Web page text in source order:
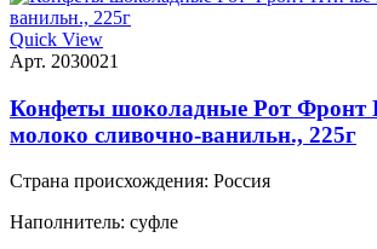
Quick View
Арт. 2030021
Конфеты шоколадные Рот Фронт
молоко сливочно-ванильн., 225г
Страна происхождения: Россия
Наполнитель: суфле